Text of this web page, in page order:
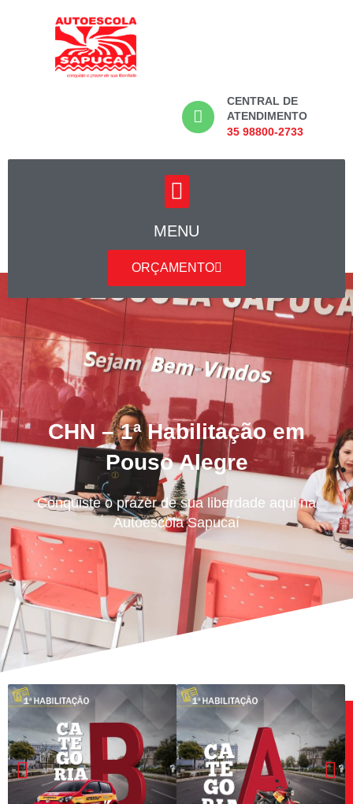
CENTRAL DE
ATENDIMENTO
35 98800-2733
MENU
ORÇAMENTO
CHN – 1ª Habilitação em
Pouso Alegre
Conquiste o prazer de sua liberdade aqui na
Autoescola Sapucaí